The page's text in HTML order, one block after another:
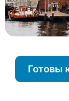
Готовы